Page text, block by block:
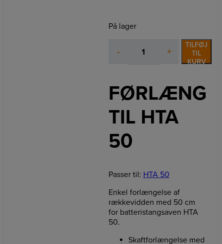
På lager
-
0,5M
+
TILFØJ
TIL
KURV
TIL HTA
50
Passer til: HTA 50
Enkel forlængelse af
rækkevidden med 50 cm
for batteristangsaven HTA
50.
Skaftforlængelse med